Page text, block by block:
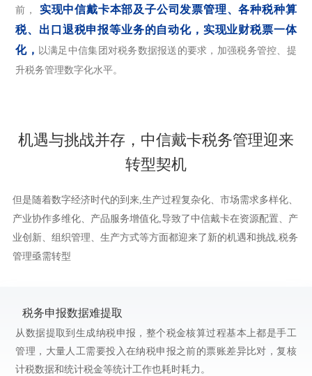
前，
实现中信戴卡本部及子公司发票管理、各种税种算
税、出口退税申报等业务的自动化，实现业财税票一体
化， 以满足中信集团对税务数据报送的要求，加强税务管控、提
升税务管理数字化水平。
机遇与挑战并存，中信戴卡税务管理迎来
转型契机
但是随着数字经济时代的到来,生产过程复杂化、市场需求多样化、
产业协作多维化、产品服务增值化,导致了中信戴卡在资源配置、产
业创新、组织管理、生产方式等方面都迎来了新的机遇和挑战,税务
管理亟需转型
税务申报数据难提取
从数据提取到生成纳税申报，整个税金核算过程基本上都是手工
管理，大量人工需要投入在纳税申报之前的票账差异比对，复核
计税数据和统计税金等统计工作也耗时耗力。